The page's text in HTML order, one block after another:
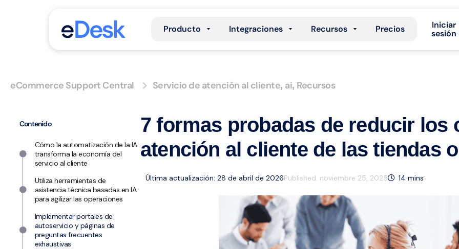
Producto Integraciones Recursos Precios
Iniciar
sesión
eCommerce Support Central Servicio de atención al cliente, ai, Recursos
Contenido
Cómo la automatización de la IA
transforma la economía del
servicio al cliente
Utiliza herramientas de
asistencia técnica basadas en IA
para agilizar las operaciones
Implementar portales de
autoservicio y páginas de
preguntas frecuentes
exhaustivas
7 formas probadas de reducir los
atención al cliente de las tiendas
Última actualización: 28 de abril de 2026Published: noviembre 25, 2025 14 mins